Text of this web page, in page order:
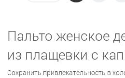
Пальто женское
из плащевки с
Сохранить привлекательность в